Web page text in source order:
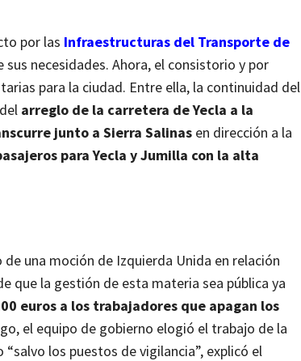
por las Infraestructuras del Transporte de
sus necesidades. Ahora, el consistorio y por
para la ciudad. Entre ella, la continuidad del
arreglo de la carretera de Yecla a la
junto a Sierra Salinas en dirección a la
para Yecla y Jumilla con la alta
una moción de Izquierda Unida en relación
que la gestión de esta materia sea pública ya
euros a los trabajadores que apagan los
el equipo de gobierno elogió el trabajo de la
los puestos de vigilancia”, explicó el